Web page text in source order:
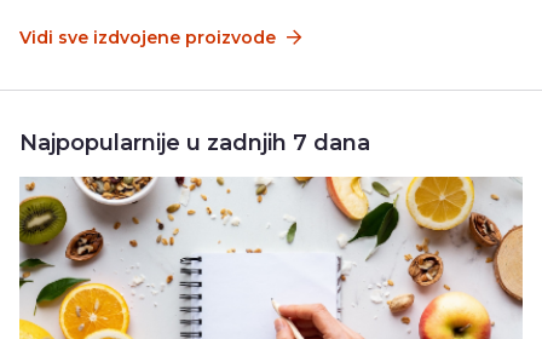
Vidi sve izdvojene proizvode
Najpopularnije u zadnjih 7 dana